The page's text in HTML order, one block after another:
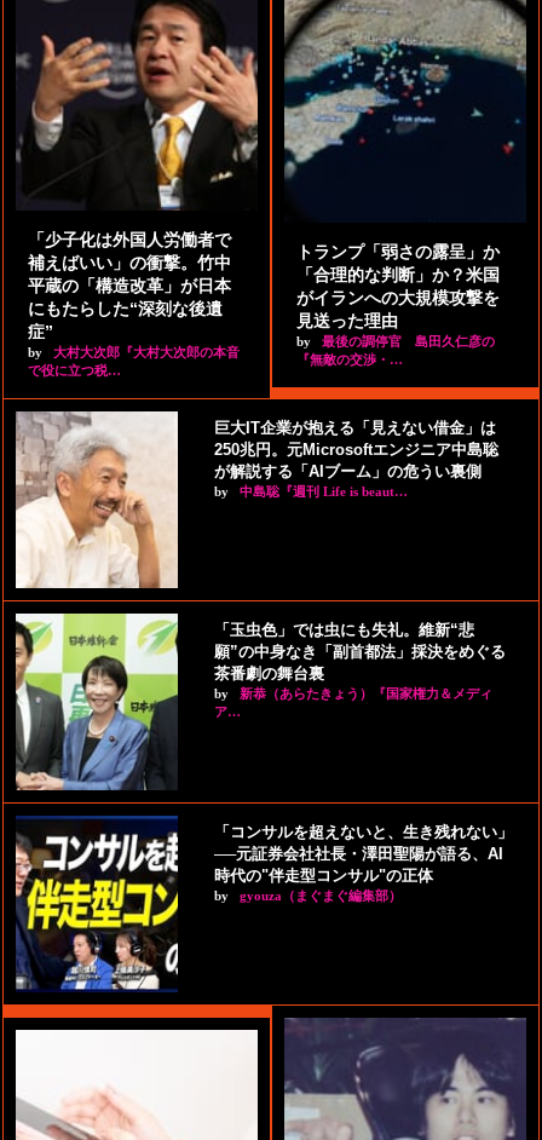
「少子化は外国人労働者で
補えばいい」の衝撃。竹中
平蔵の「構造改革」が日本
にもたらした“深刻な後遺
症”
by
大村大次郎『大村大次郎の本音
で役に立つ税…
トランプ「弱さの露呈」か
「合理的な判断」か？米国
がイランへの大規模攻撃を
見送った理由
by
最後の調停官 島田久仁彦の
『無敵の交渉・…
巨大IT企業が抱える「見えない借金」は
250兆円。元Microsoftエンジニア中島聡
が解説する「AIブーム」の危うい裏側
by 中島聡『週刊 Life is beaut…
「玉虫色」では虫にも失礼。維新“悲
願”の中身なき「副首都法」採決をめぐる
茶番劇の舞台裏
by
新恭（あらたきょう）『国家権力＆メディ
ア…
「コンサルを超えないと、生き残れない」
──元証券会社社長・澤田聖陽が語る、AI
時代の"伴走型コンサル"の正体
by gyouza（まぐまぐ編集部）